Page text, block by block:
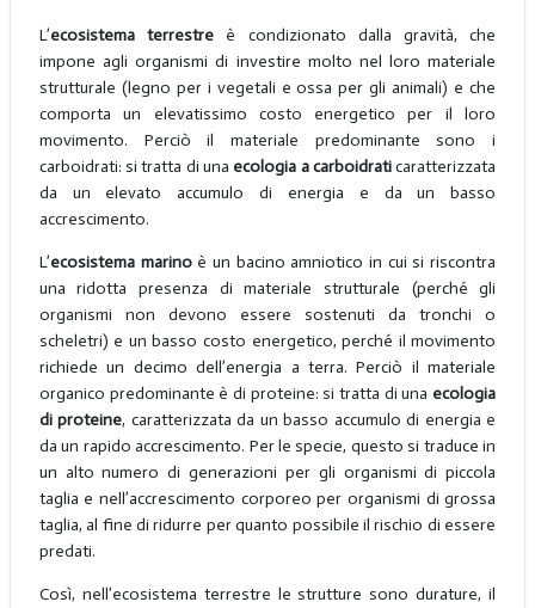
L’ecosistema terrestre è condizionato dalla gravità, che
impone agli organismi di investire molto nel loro materiale
strutturale (legno per i vegetali e ossa per gli animali) e che
comporta un elevatissimo costo energetico per il loro
movimento. Perciò il materiale predominante sono i
carboidrati: si tratta di una ecologia a carboidraticaratterizzata
da un elevato accumulo di energia e da un basso
accrescimento.
L’ecosistema marinoè un bacino amniotico in cui si riscontra
una ridotta presenza di materiale strutturale (perché gli
organismi non devono essere sostenuti da tronchi o
scheletri) e un basso costo energetico, perché il movimento
richiede un decimo dell’energia a terra. Perciò il materiale
organico predominante è di proteine: si tratta di una ecologia
di proteine, caratterizzata da un basso accumulo di energia e
da un rapido accrescimento. Per le specie, questo si traduce in
un alto numero di generazioni per gli organismi di piccola
taglia e nell’accrescimento corporeo per organismi di grossa
taglia, al fine di ridurre per quanto possibile il rischio di essere
predati.
Così, nell’ecosistema terrestre le strutture sono durature, il